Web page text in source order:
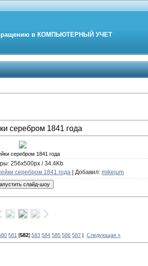
в КОМПЬЮТЕРНЫЙ УЧЕТ
серебром 1841 года
серебром 1841 года
256x500px / 34.4Kb
серебром 1841 года |Добавил:mikejum
581 [582]583 584 585 586 587 |Следующая »